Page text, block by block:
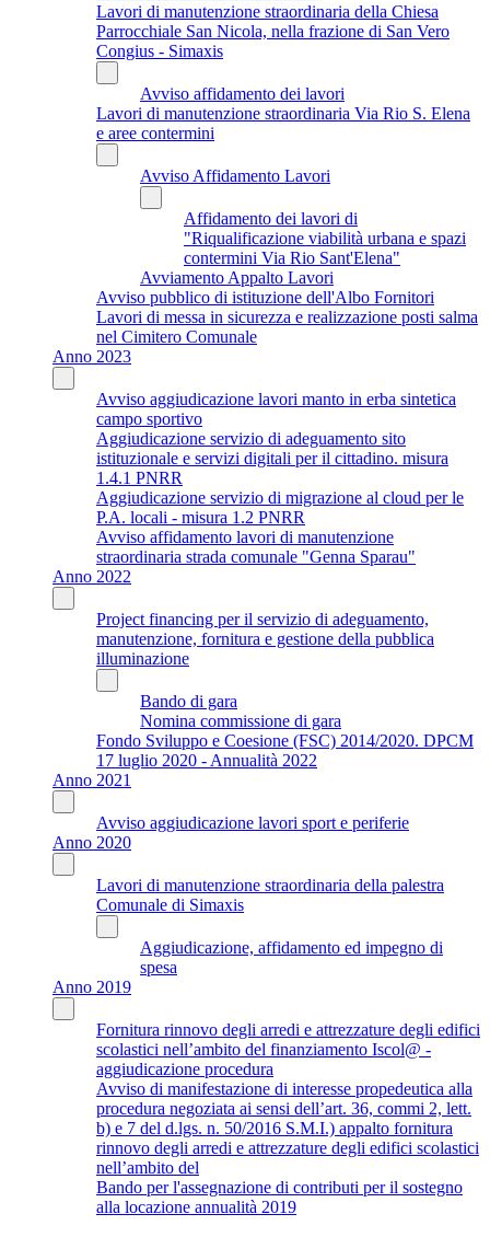
Lavori di manutenzione straordinaria della Chiesa
Parrocchiale San Nicola, nella frazione di San Vero
Congius - Simaxis
Avviso affidamento dei lavori
Lavori di manutenzione straordinaria Via Rio S. Elena
e aree contermini
Avviso Affidamento Lavori
Affidamento dei lavori di
"Riqualificazione viabilità urbana e spazi
contermini Via Rio Sant'Elena"
Avviamento Appalto Lavori
Avviso pubblico di istituzione dell'Albo Fornitori
Lavori di messa in sicurezza e realizzazione posti salma
nel Cimitero Comunale
Anno 2023
Avviso aggiudicazione lavori manto in erba sintetica
campo sportivo
Aggiudicazione servizio di adeguamento sito
istituzionale e servizi digitali per il cittadino. misura
1.4.1 PNRR
Aggiudicazione servizio di migrazione al cloud per le
P.A. locali - misura 1.2 PNRR
Avviso affidamento lavori di manutenzione
straordinaria strada comunale "Genna Sparau"
Anno 2022
Project financing per il servizio di adeguamento,
manutenzione, fornitura e gestione della pubblica
illuminazione
Bando di gara
Nomina commissione di gara
Fondo Sviluppo e Coesione (FSC) 2014/2020. DPCM
17 luglio 2020 - Annualità 2022
Anno 2021
Avviso aggiudicazione lavori sport e periferie
Anno 2020
Lavori di manutenzione straordinaria della palestra
Comunale di Simaxis
Aggiudicazione, affidamento ed impegno di
spesa
Anno 2019
Fornitura rinnovo degli arredi e attrezzature degli edifici
scolastici nell’ambito del finanziamento Iscol@ -
aggiudicazione procedura
Avviso di manifestazione di interesse propedeutica alla
procedura negoziata ai sensi dell’art. 36, commi 2, lett.
b) e 7 del d.lgs. n. 50/2016 S.M.I.) appalto fornitura
rinnovo degli arredi e attrezzature degli edifici scolastici
nell’ambito del
Bando per l'assegnazione di contributi per il sostegno
alla locazione annualità 2019